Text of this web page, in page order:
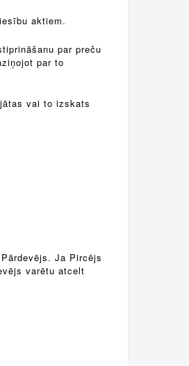
aktiem.
par preču
par to
vai to izskats
Ja Pircējs
varētu atcelt